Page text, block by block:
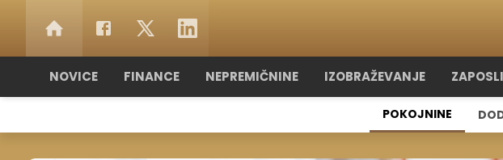
NOVICE FINANCE NEPREMIČNINE IZOBRAŽEVANJE
POKOJNINE